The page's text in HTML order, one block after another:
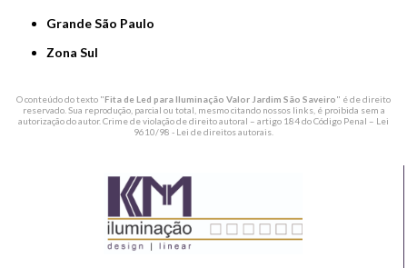
Grande São Paulo
Zona Sul
O conteúdo do texto "Fita de Led para Iluminação Valor Jardim São Saveiro" é de direito
reservado. Sua reprodução, parcial ou total, mesmo citando nossos links, é proibida sem a
autorização do autor. Crime de violação de direito autoral – artigo 184 do Código Penal – Lei
9610/98 - Lei de direitos autorais